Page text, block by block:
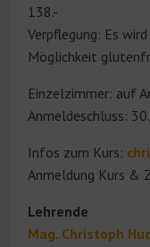
138.-
Verpflegung: Es
Möglichkeit
Einzelzimmer: auf
Anmeldeschluss:
Infos zum Kurs:
Anmeldung Kurs &
Lehrende
Mag. Christoph